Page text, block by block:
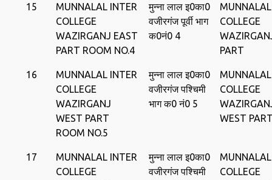
15
MUNNALAL INTER
COLLEGE
WAZIRGANJ EAST
PART ROOM NO.4
मुन्‍ना लाल इ0का0
वजीरगंज पूर्वी भाग
क0नं0 4
COLLEGE
PART
16
MUNNALAL INTER
COLLEGE
WAZIRGANJ
WEST PART
ROOM NO.5
मुन्‍ना लाल इ0का0
वजीरगंज पश्चिमी
भाग क0 नं0 5
COLLEGE
WEST
17
MUNNALAL INTER
COLLEGE
मुन्‍ना लाल इ0का0
वजीरगंज पश्चिमी
COLLEGE